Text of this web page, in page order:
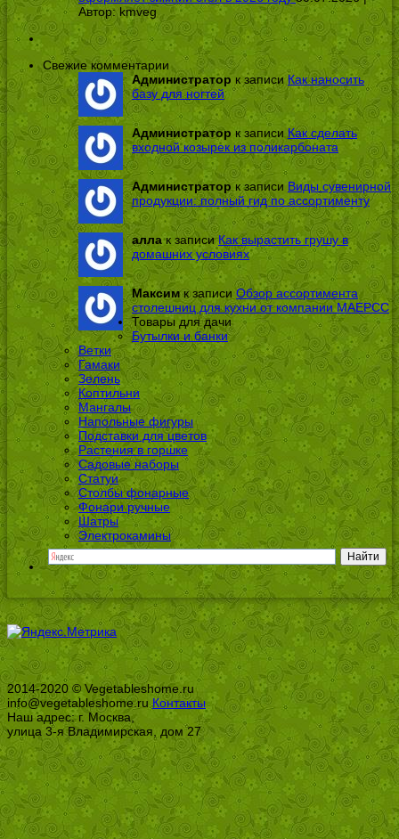
Автор:kmveg
Свежие комментарии
Администратор к записи Как наносить
базу для ногтей
Администратор к записи Как сделать
входной козырек из поликарбоната
Администраторк записи Виды сувенирной
продукции: полный гид по ассортименту
аллак записиКак вырастить грушу в
домашних условиях
Максимк записи Обзор ассортимента
столешниц для кухни от компании МАЕРСС
Товары для дачи
Бутылки и банки
Ветки
Гамаки
Зелень
Коптильни
Мангалы
Напольные фигуры
Подставки для цветов
Растения в горшке
Садовые наборы
Статуи
Столбы фонарные
Фонари ручные
Шатры
Электрокамины
2014-2020 © Vegetableshome.ru
info@vegetableshome.ruКонтакты
Наш адрес: г. Москва,
улица 3-я Владимирская, дом 27